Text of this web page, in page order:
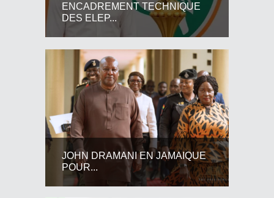
ENCADREMENT TECHNIQUE
DES ELEP...
JOHN DRAMANI EN JAMAIQUE
POUR...